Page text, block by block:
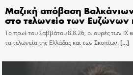
Μαζική απόβαση
στο τελωνείο των Ευζώνων
Το πρωί του Σαββάτου 8.8.26, οι ουρές των ΙΧ
τα τελωνεία της Ελλάδας και των Σκοπίων.[…]